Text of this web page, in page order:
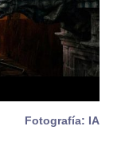
Fotografía: IA